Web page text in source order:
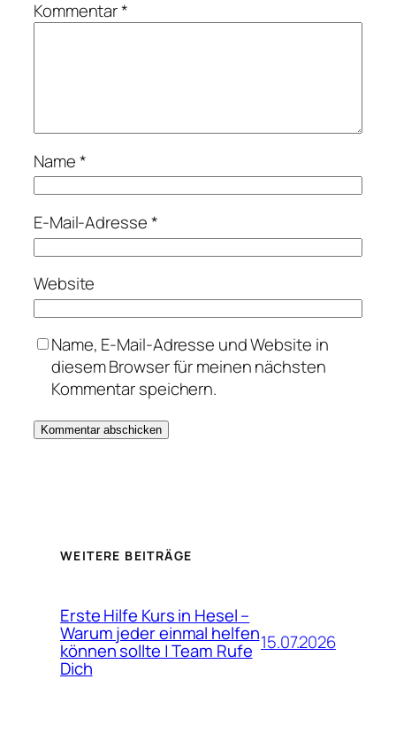
Kommentar*
Name*
E-Mail-Adresse*
Website
Name, E-Mail-Adresse und Website in
diesem Browser für meinen nächsten
Kommentar speichern.
WEITERE BEITRÄGE
Erste Hilfe Kurs in Hesel –
Warum jeder einmal helfen
können sollte | Team Rufe
Dich
15.07.2026